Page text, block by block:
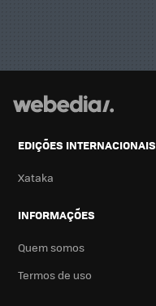
EDIÇÕES INTERNACIONAIS
Xataka
INFORMAÇÕES
Quem somos
Termos de uso